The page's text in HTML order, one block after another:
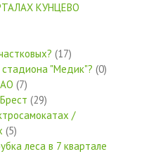
КУНЦЕВО
(17)
"Медик"? (0)
(7)
(29)
/
(5)
леса в 7 квартале